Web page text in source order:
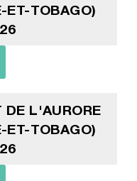
ET-TOBAGO)
DE L'AURORE
ET-TOBAGO)